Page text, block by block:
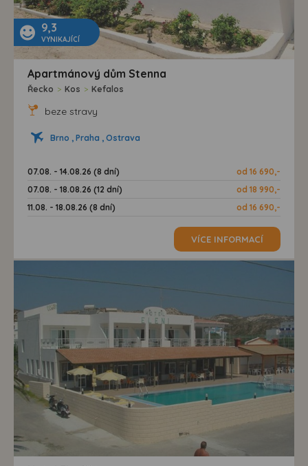
9,3
VYNIKAJÍCÍ
Apartmánový dům Stenna
Řecko > Kos > Kefalos
beze stravy
Brno , Praha , Ostrava
07.08. - 14.08.26 (8 dní)
od 16 690,-
07.08. - 18.08.26 (12 dní)
od 18 990,-
11.08. - 18.08.26 (8 dní)
od 16 690,-
VÍCE INFORMACÍ